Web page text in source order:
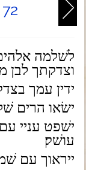
לשׁלמה
וצדקתך לבן
ידין עמך
ישׂאו הרים
ישׁפט עניי עם
עושׁק׃
ייראוך עם